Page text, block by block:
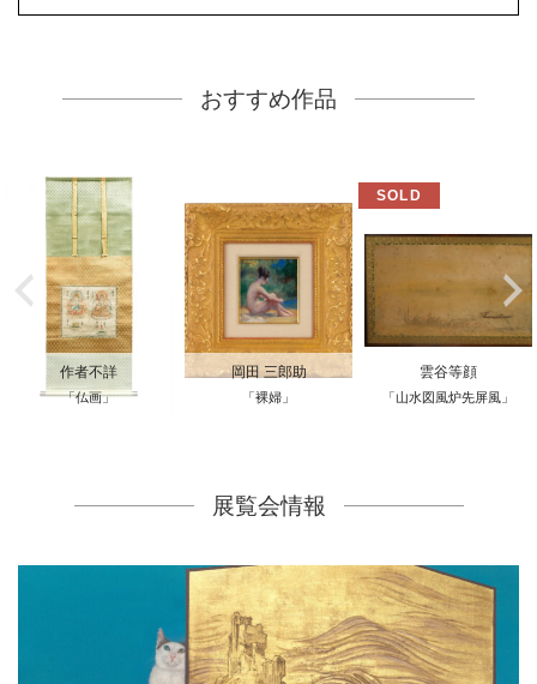
おすすめ作品
作者不詳
「仏画」
岡田 三郎助
「裸婦」
雲谷等顔
「山水図風炉先屏風」
展覧会情報